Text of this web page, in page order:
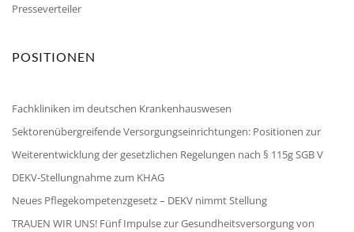
Presseverteiler
POSITIONEN
Fachkliniken im deutschen Krankenhauswesen
Sektorenübergreifende Versorgungseinrichtungen: Positionen zur
Weiterentwicklung der gesetzlichen Regelungen nach § 115g SGB V
DEKV-Stellungnahme zum KHAG
Neues Pflegekompetenzgesetz – DEKV nimmt Stellung
TRAUEN WIR UNS! Fünf Impulse zur Gesundheitsversorgung von